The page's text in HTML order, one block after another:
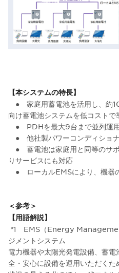
【本システムの特長】
● 家庭用蓄電池を活用し、約
向け蓄電池システムを低コストで
● PDHを最大9台まで並列運
● 他社製パワーコンディショ
● 蓄電池は家庭用と同等のサ
りサービスにも対応
● ローカルEMSにより、機器
＜参考＞
【用語解説】
*1 EMS（Energy
ジメントシステム
電力機器や太陽光発電設備、蓄
全・安心に設備を運用いただくた